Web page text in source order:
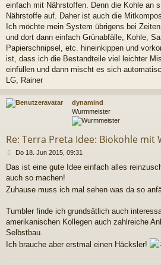
einfach mit Nährstoffen. Denn die Kohle an
Nährstoffe auf. Daher ist auch die
Ich möchte mein System übrigens bei
und dort dann einfach Grünabfälle, Kohle,
Papierschnipsel, etc. hineinkippen und
ist, dass ich die Bestandteile viel leichter
einfüllen und dann mischt es sich
LG, Rainer
dynamind
Wurmmeister
Re: Terra Preta Idee: Biokohle
B
i
t
r
Do 18. Jun 2015, 09:31
Das ist eine gute Idee einfach alles
auch so machen!
Zuhause muss ich mal sehen was da so
Tumbler finde ich grundsätlich auch
amerikanischen Kollegen auch zahlreiche
Selbstbau.
Ich brauche aber erstmal einen Häcksler!